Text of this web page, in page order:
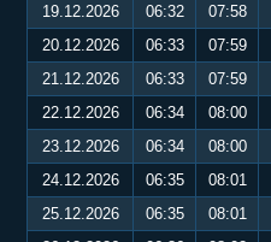
19.12.2026
06:32 07:58
20.12.2026
06:33 07:59
21.12.2026
06:33 07:59
22.12.2026
06:34 08:00
23.12.2026
06:34 08:00
24.12.2026
06:35 08:01
25.12.2026
06:35 08:01